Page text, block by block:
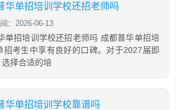
华单招培训学校还招老师吗
：2026-06-13
单招培训学校还招老师吗 成都普华单招培
招考生中享有良好的口碑。对于2027届即
择合适的培
华单招培训学校靠谱吗